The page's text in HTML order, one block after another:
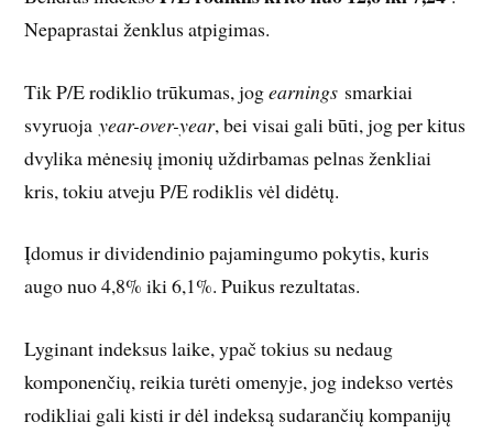
Nepaprastai ženklus atpigimas.
Tik P/E rodiklio trūkumas, jogearnings smarkiai
svyruojayear-over-year, bei visai gali būti, jog per kitus
dvylika mėnesių įmonių uždirbamas pelnas ženkliai
kris, tokiu atveju P/E rodiklis vėl didėtų.
Įdomus ir dividendinio pajamingumo pokytis, kuris
augo nuo 4,8% iki 6,1%. Puikus rezultatas.
Lyginant indeksus laike, ypač tokius su nedaug
komponenčių, reikia turėti omenyje, jog indekso vertės
rodikliai gali kisti ir dėl indeksą sudarančių kompanijų